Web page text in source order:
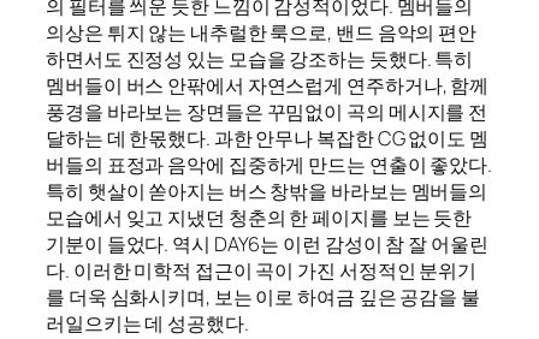
의 필터를 씌운 듯한 느낌이 감성적이었다. 멤버들의
의상은 튀지 않는 내추럴한 룩으로, 밴드 음악의 편안
하면서도 진정성 있는 모습을 강조하는 듯했다. 특히
멤버들이 버스 안팎에서 자연스럽게 연주하거나, 함께
풍경을 바라보는 장면들은 꾸밈없이 곡의 메시지를 전
달하는 데 한몫했다. 과한 안무나 복잡한 CG 없이도 멤
버들의 표정과 음악에 집중하게 만드는 연출이 좋았다.
특히 햇살이 쏟아지는 버스 창밖을 바라보는 멤버들의
모습에서 잊고 지냈던 청춘의 한 페이지를 보는 듯한
기분이 들었다. 역시 DAY6는 이런 감성이 참 잘 어울린
다. 이러한 미학적 접근이 곡이 가진 서정적인 분위기
를 더욱 심화시키며, 보는 이로 하여금 깊은 공감을 불
러일으키는 데 성공했다.